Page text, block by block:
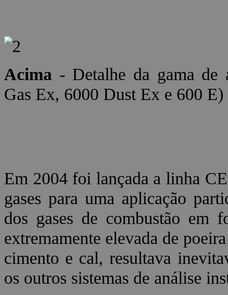
Acima - Detalhe da gama de
Gas Ex, 6000 Dust Ex e 600 E)
Em 2004 foi lançada a linha
gases para uma aplicação
dos gases de combustão em
extremamente elevada de
cimento e cal, resultava
os outros sistemas de análise